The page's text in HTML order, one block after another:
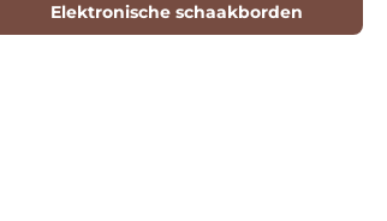
Elektronische schaakborden